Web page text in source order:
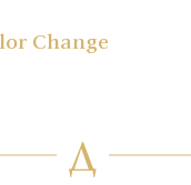
Change
Д